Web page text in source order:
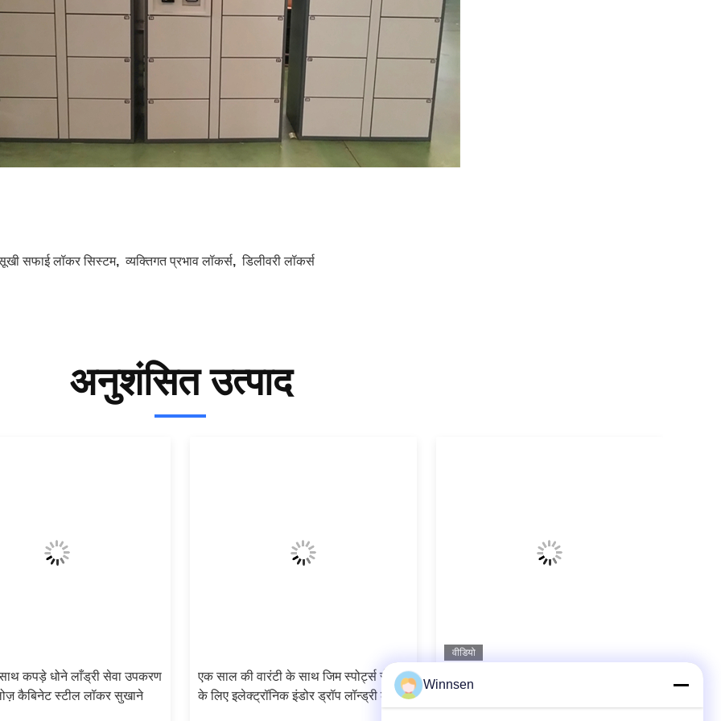
सफाई लॉकर सिस्टम,व्यक्तिगत प्रभाव लॉकर्स,डिलीवरी लॉकर्स
अनुशंसित उत्पाद
कपड़े धोने लाँड्री सेवा उपकरण
कैबिनेट स्टील लॉकर सुखाने
एक साल की वारंटी के साथ जिम स्पोर्ट्स सेंटर
के लिए इलेक्ट्रॉनिक इंडोर ड्रॉप लॉन्ड्री लॉकर
वीडियो
Winnsen